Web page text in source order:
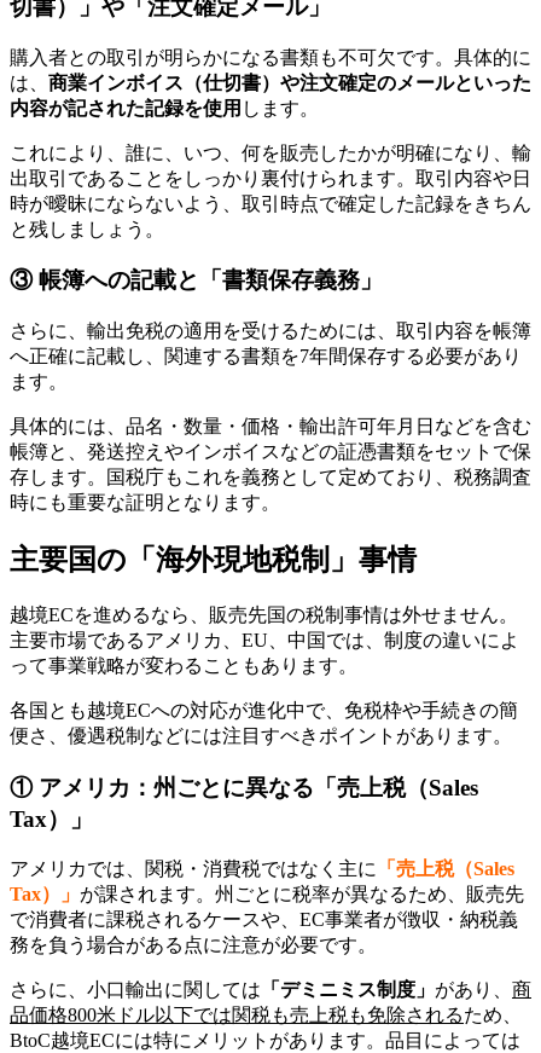
切書）」や「注文確定メール」
購入者との取引が明らかになる書類も不可欠です。具体的に
は、 商業インボイス（仕切書）や注文確定のメールといった
内容が記された記録を使用 します。
​これにより、誰に、いつ、何を販売したかが明確になり、輸
出取引であることをしっかり裏付けられます。取引内容や日
時が曖昧にならないよう、取引時点で確定した記録をきちん
と残しましょう。
③ 帳簿への記載と「書類保存義務」
さらに、輸出免税の適用を受けるためには、取引内容を帳簿
へ正確に記載し、関連する書類を7年間保存する必要があり
ます。
​具体的には、品名・数量・価格・輸出許可年月日などを含む
帳簿と、発送控えやインボイスなどの証憑書類をセットで保
存します。国税庁もこれを義務として定めており、税務調査
時にも重要な証明となります。
主要国の「海外現地税制」事情
越境ECを進めるなら、販売先国の税制事情は外せません。
主要市場であるアメリカ、EU、中国では、制度の違いによ
って事業戦略が変わることもあります。
各国とも越境ECへの対応が進化中で、免税枠や手続きの簡
便さ、優遇税制などには注目すべきポイントがあります。
① アメリカ：州ごとに異なる「売上税（Sales
Tax）」
アメリカでは、関税・消費税ではなく主に 「売上税（Sales
Tax）」 が課されます。州ごとに税率が異なるため、販売先
で消費者に課税されるケースや、EC事業者が徴収・納税義
務を負う場合がある点に注意が必要です。
​さらに、小口輸出に関しては 「デミニミス制度」 があり、 商
品価格800米ドル以下では関税も売上税も免除されるため、
BtoC越境ECには特にメリットがあります。品目によっては